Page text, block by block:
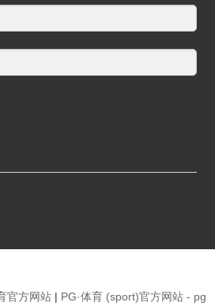
官方网站 | PG·体育 (sport)官方网站 - pg